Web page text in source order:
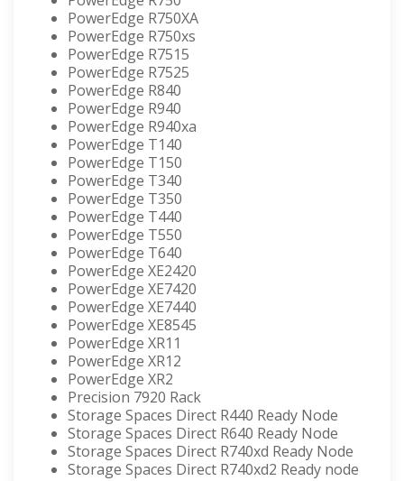
PowerEdge R750XA
PowerEdge R750xs
PowerEdge R7515
PowerEdge R7525
PowerEdge R840
PowerEdge R940
PowerEdge R940xa
PowerEdge T140
PowerEdge T150
PowerEdge T340
PowerEdge T350
PowerEdge T440
PowerEdge T550
PowerEdge T640
PowerEdge XE2420
PowerEdge XE7420
PowerEdge XE7440
PowerEdge XE8545
PowerEdge XR11
PowerEdge XR12
PowerEdge XR2
Precision 7920 Rack
Storage Spaces Direct R440 Ready Node
Storage Spaces Direct R640 Ready Node
Storage Spaces Direct R740xd Ready Node
Storage Spaces Direct R740xd2 Ready node